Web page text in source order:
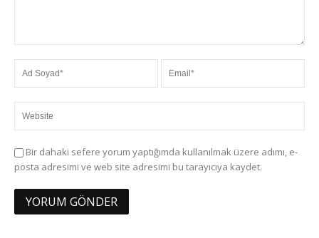
Bir dahaki sefere yorum yaptığımda kullanılmak üzere adımı, e-
posta adresimi ve web site adresimi bu tarayıcıya kaydet.